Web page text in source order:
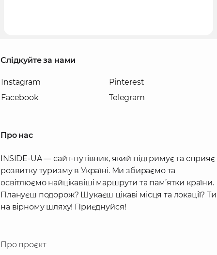
Слідкуйте за нами
Instagram
Facebook
Pinterest
Telegram
Про нас
INSIDE-UA — сайт-путівник, який підтримує та сприяє
розвитку туризму в Україні. Ми збираємо та
освітлюємо найцікавіші маршрути та пам’ятки країни.
Плануєш подорож? Шукаєш цікаві місця та локації? Ти
на вірному шляху! Приєднуйся!
Про проєкт